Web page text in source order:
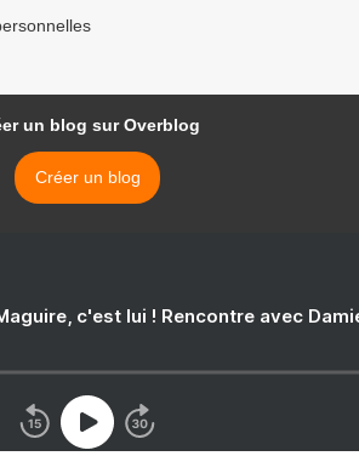
un blog sur Overblog
Créer un blog
c'est lui ! Rencontre avec